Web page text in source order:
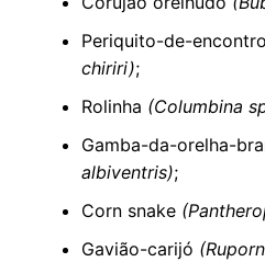
Periquito-de-
chiriri);
Rolinha (Columbina
Gamba-da-orelha-
albiventris);
Corn snake
Gavião-carijó